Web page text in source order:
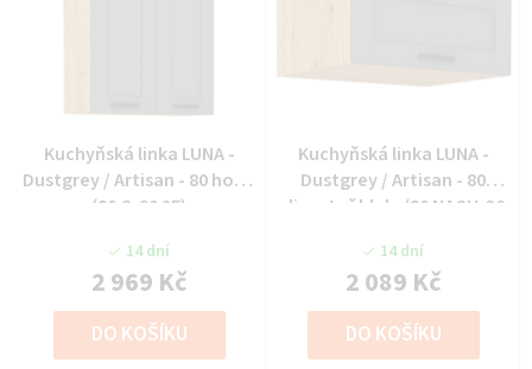
Kuchyňská linka LUNA -
Dustgrey / Artisan - 80 horní
(80 G-90 2F)
14 dní
2 969 Kč
DO KOŠÍKU
Kuchyňská linka LUNA -
Dustgrey / Artisan - 80
digestoř hlub. (80 NAGU-36
14 dní
2 089 Kč
DO KOŠÍKU